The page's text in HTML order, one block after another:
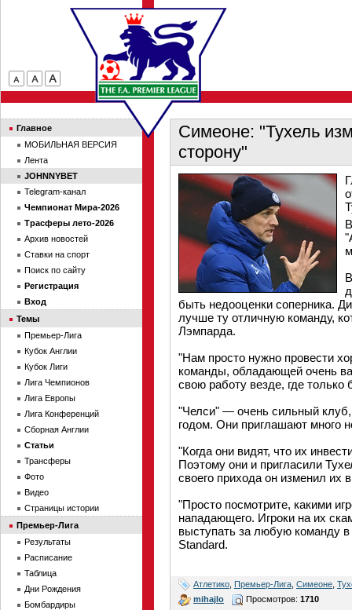
Симеоне: "Тухель
сторону"
быть недооценки соперника.
лучше ту отличную команду,
Лэмпарда.
"Нам просто нужно провести
команды, обладающей очень
свою работу везде, где только
"Челси" — очень сильный
годом. Они приглашают много
"Когда они видят, что их
Поэтому они и пригласили
своего прихода он изменил их
"Просто посмотрите, какими
нападающего. Игроки на их
выступать за любую команду
Standard.
Атлетико Премьер-Лига Симеоне
mihajlo
Просмотров: 1710
Главное
МОБИЛЬНАЯ ВЕРСИЯ
Лента
JOHNNYBET
Telegram-канал
Чемпионат Мира-2026
Трасферы лето-2026
Архив новостей
Ставки на спорт
Поиск по сайту
Регистрация
Вход
Темы
Премьер-Лига
Кубок Англии
Кубок Лиги
Лига Чемпионов
Лига Европы
Лига Конференций
Сборная Англии
Статьи
Трансферы
Фото
Видео
Страницы истории
Премьер-Лига
Результаты
Расписание
Таблица
Дни Рождения
Бомбардиры